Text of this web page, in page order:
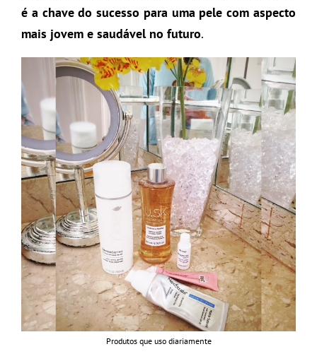
é a chave do sucesso para uma pele com aspecto
mais jovem e saudável no futuro.
Produtos que uso diariamente